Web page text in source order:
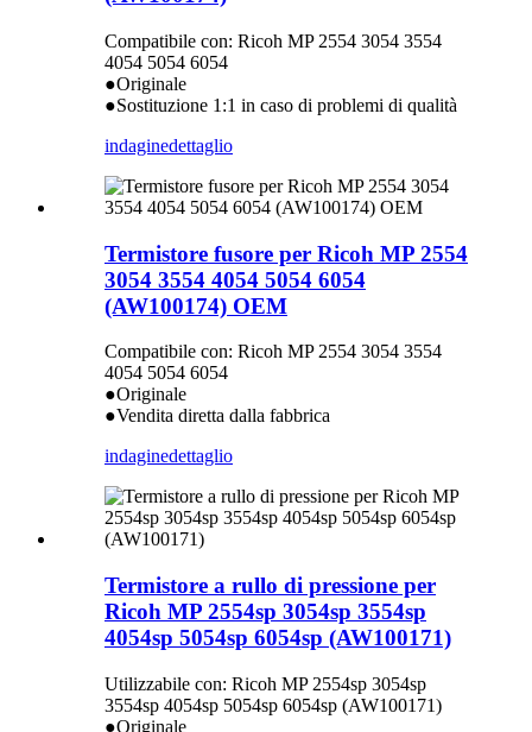
Compatibile con: Ricoh MP 2554 3054 3554
4054 5054 6054
●Originale
●Sostituzione 1:1 in caso di problemi di qualità
indaginedettaglio
Termistore fusore per Ricoh MP 2554
3054 3554 4054 5054 6054
(AW100174) OEM
Compatibile con: Ricoh MP 2554 3054 3554
4054 5054 6054
●Originale
●Vendita diretta dalla fabbrica
indaginedettaglio
Termistore a rullo di pressione per
Ricoh MP 2554sp 3054sp 3554sp
4054sp 5054sp 6054sp (AW100171)
Utilizzabile con: Ricoh MP 2554sp 3054sp
3554sp 4054sp 5054sp 6054sp (AW100171)
●Originale